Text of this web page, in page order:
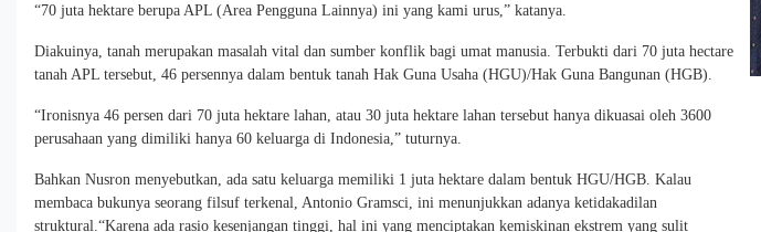
“70 juta hektare berupa APL (Area Pengguna Lainnya) ini yang kami urus,” katanya.
Diakuinya, tanah merupakan masalah vital dan sumber konflik bagi umat manusia. Terbukti dari 70 juta hectare
tanah APL tersebut, 46 persennya dalam bentuk tanah Hak Guna Usaha (HGU)/Hak Guna Bangunan (HGB).
“Ironisnya 46 persen dari 70 juta hektare lahan, atau 30 juta hektare lahan tersebut hanya dikuasai oleh 3600
perusahaan yang dimiliki hanya 60 keluarga di Indonesia,” tuturnya.
Bahkan Nusron menyebutkan, ada satu keluarga memiliki 1 juta hektare dalam bentuk HGU/HGB. Kalau
membaca bukunya seorang filsuf terkenal, Antonio Gramsci, ini menunjukkan adanya ketidakadilan
struktural.“Karena ada rasio kesenjangan tinggi, hal ini yang menciptakan kemiskinan ekstrem yang sulit